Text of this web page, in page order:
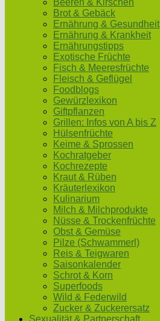
Beeren & Kirschen
Brot & Gebäck
Ernährung & Gesundheit
Ernährung & Krankheit
Ernährungstipps
Exotische Früchte
Fisch & Meeresfrüchte
Fleisch & Geflügel
Foodblogs
Gewürzlexikon
Giftpflanzen
Grillen: Infos von A bis Z
Hülsenfrüchte
Keime & Sprossen
Kochratgeber
Kochrezepte
Kraut & Rüben
Kräuterlexikon
Kulinarium
Milch & Milchprodukte
Nüsse & Trockenfrüchte
Obst & Gemüse
Pilze (Schwammerl)
Reis & Teigwaren
Saisonkalender
Schrot & Korn
Superfoods
Wild & Federwild
Zucker & Zuckerersatz
Sexualität & Partnerschaft